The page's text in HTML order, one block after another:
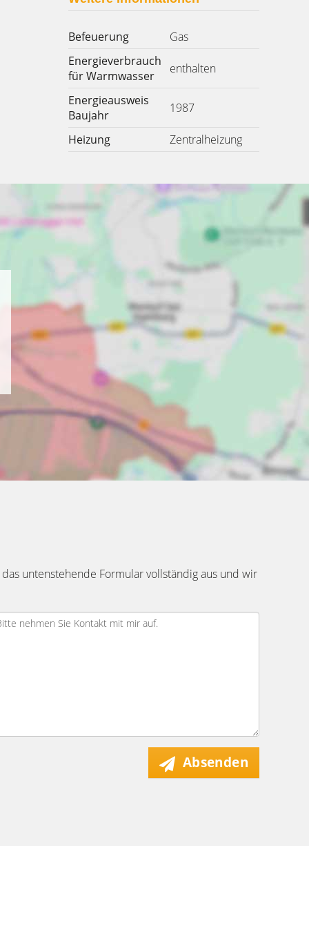
Befeuerung
Gas
Energieverbrauch
für Warmwasser
enthalten
Energieausweis
Baujahr
1987
Heizung Zentralheizung
untenstehende Formular vollständig aus und wir
Absenden